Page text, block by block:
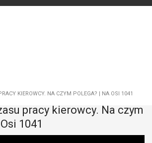
KIEROWCY. NA CZYM POLEGA? | NA OSI 1041
pracy kierowcy. Na czym
1041